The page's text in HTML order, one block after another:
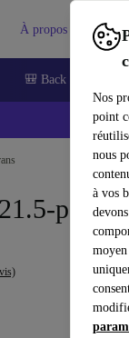
Nos
point
nous
à vos
À propos Aide
🎒 Back to school
pouces